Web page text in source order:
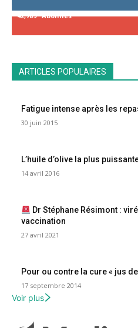
42,789 Abonnés
ARTICLES POPULAIRES
Fatigue intense après les
30 juin 2015
L’huile d’olive la plus
14 avril 2016
Dr Stéphane Résimont :
vaccination
27 avril 2021
Pour ou contre la cure « jus
17 septembre 2014
Voir plus